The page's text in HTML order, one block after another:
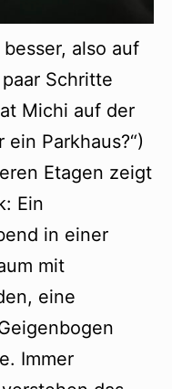
also auf
Schritte
Michi auf der
ein Parkhaus?“)
Etagen zeigt
Ein
in einer
mit
eine
Immer